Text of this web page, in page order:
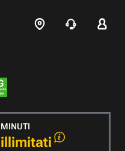
MINUTI
illimitati